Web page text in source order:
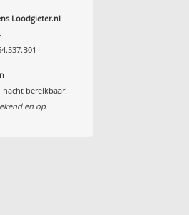
Loodgieter.nl
nacht bereikbaar!
en op